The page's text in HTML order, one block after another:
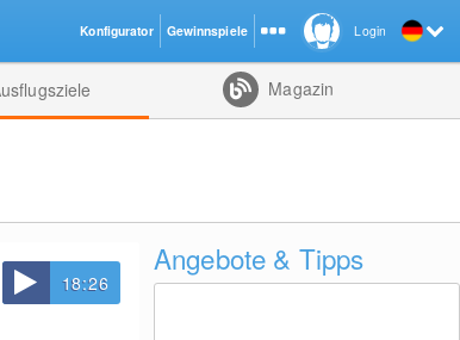
Magazin
18:26
Angebote & Tipps
Login
Konfigurator Gewinnspiele